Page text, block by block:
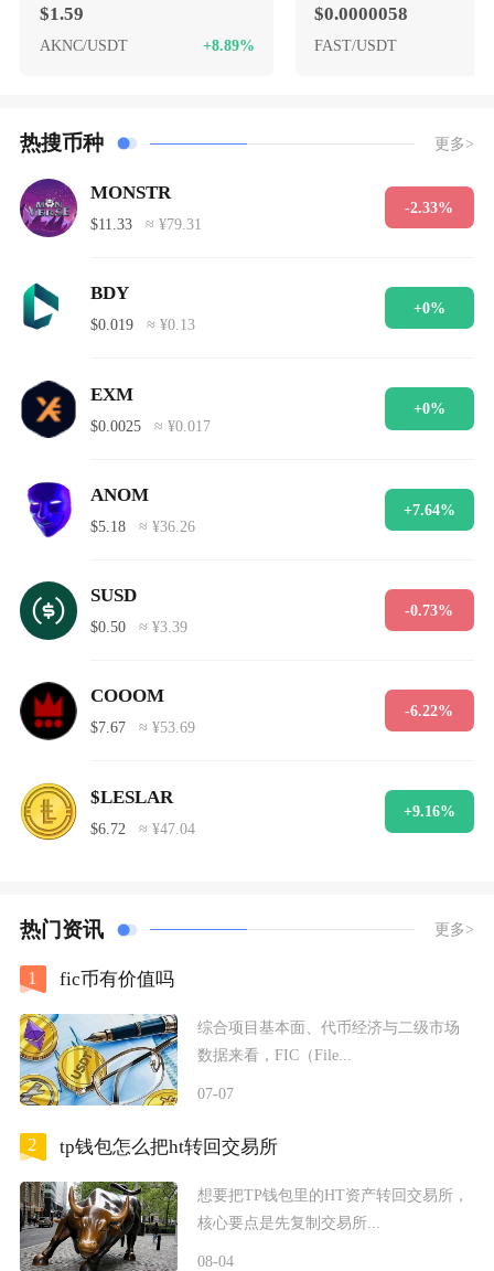
$1.59
AKNC/USDT +8.89%
$0.0000058
FAST/USDT
热搜币种 更多>
MONSTR
$11.33 ≈ ¥79.31
-2.33%
BDY
$0.019 ≈ ¥0.13
+0%
EXM
$0.0025 ≈ ¥0.017
+0%
ANOM
$5.18 ≈ ¥36.26
+7.64%
SUSD
$0.50 ≈ ¥3.39
-0.73%
COOOM
$7.67 ≈ ¥53.69
-6.22%
$LESLAR
$6.72 ≈ ¥47.04
+9.16%
热门资讯 更多>
1 fic币有价值吗
综合项目基本面、代币经济与二级市场
数据来看，FIC（File...
07-07
2 tp钱包怎么把ht转回交易所
想要把TP钱包里的HT资产转回交易所，
核心要点是先复制交易所...
08-04